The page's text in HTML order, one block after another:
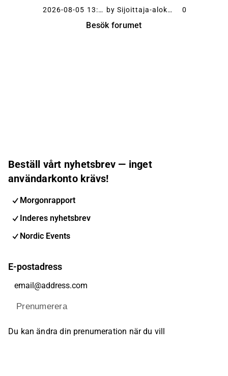
svinpest 02:33 Öppnandet av marknaderna i
produkter 04:06 Investeringar i
2026-08-05 13:16 by Sijoittaja-alokas 0
Besök forumet
Beställ vårt nyhetsbrev — inget
användarkonto krävs!
Morgonrapport
Inderes nyhetsbrev
Nordic Events
E-postadress
Prenumerera
Du kan ändra din prenumeration när du vill